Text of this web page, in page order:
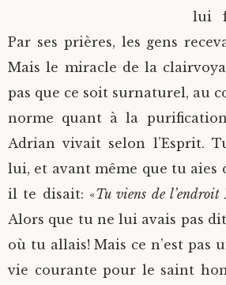
lui
Par ses prières, les gens
Mais le miracle de la
pas que ce soit surnaturel, au
norme quant à la
Adrian vivait selon l’Esprit.
lui, et avant même que tu aies
il te disait: «Tu viens de
Alors que tu ne lui avais pas
où tu allais! Mais ce n’est pas
vie courante pour le saint